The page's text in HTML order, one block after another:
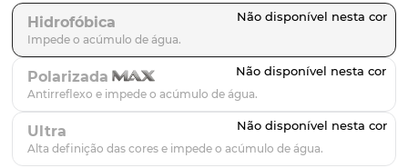
Hidrofóbica
Polarizada
Ultra